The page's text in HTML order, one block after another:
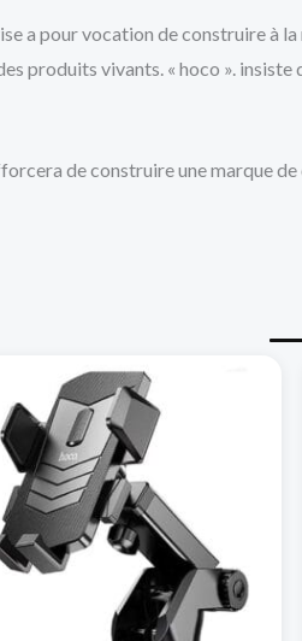
a pour vocation de construire à
produits vivants. « hoco ».
de construire une marque